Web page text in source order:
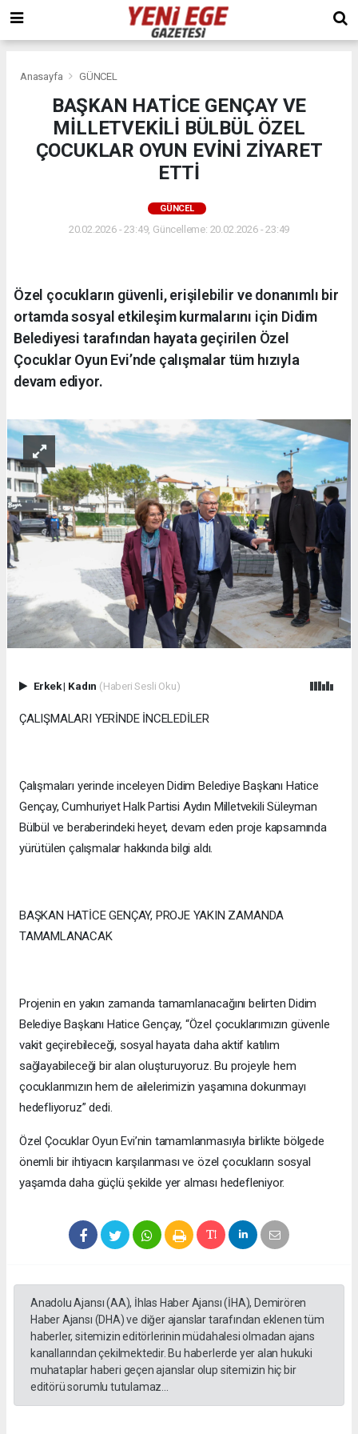
Anasayfa GÜNCEL
BAŞKAN HATİCE GENÇAY VE
MİLLETVEKİLİ BÜLBÜL ÖZEL
ÇOCUKLAR OYUN EVİNİ ZİYARET
ETTİ
GÜNCEL
20.02.2026 - 23:49, Güncelleme: 20.02.2026 - 23:49
Özel çocukların güvenli, erişilebilir ve donanımlı bir
ortamda sosyal etkileşim kurmalarını için Didim
Belediyesi tarafından hayata geçirilen Özel
Çocuklar Oyun Evi’nde çalışmalar tüm hızıyla
devam ediyor.
Erkek| Kadın (Haberi Sesli Oku)
ÇALIŞMALARI YERİNDE İNCELEDİLER
Çalışmaları yerinde inceleyen Didim Belediye Başkanı Hatice
Gençay, Cumhuriyet Halk Partisi Aydın Milletvekili Süleyman
Bülbül ve beraberindeki heyet, devam eden proje kapsamında
yürütülen çalışmalar hakkında bilgi aldı.
BAŞKAN HATİCE GENÇAY, PROJE YAKIN ZAMANDA
TAMAMLANACAK
Projenin en yakın zamanda tamamlanacağını belirten Didim
Belediye Başkanı Hatice Gençay, “Özel çocuklarımızın güvenle
vakit geçirebileceği, sosyal hayata daha aktif katılım
sağlayabileceği bir alan oluşturuyoruz. Bu projeyle hem
çocuklarımızın hem de ailelerimizin yaşamına dokunmayı
hedefliyoruz” dedi.
Özel Çocuklar Oyun Evi’nin tamamlanmasıyla birlikte bölgede
önemli bir ihtiyacın karşılanması ve özel çocukların sosyal
yaşamda daha güçlü şekilde yer alması hedefleniyor.
Anadolu Ajansı (AA), İhlas Haber Ajansı (İHA), Demirören
Haber Ajansı (DHA) ve diğer ajanslar tarafından eklenen tüm
haberler, sitemizin editörlerinin müdahalesi olmadan ajans
kanallarından çekilmektedir. Bu haberlerde yer alan hukuki
muhataplar haberi geçen ajanslar olup sitemizin hiç bir
editörü sorumlu tutulamaz...